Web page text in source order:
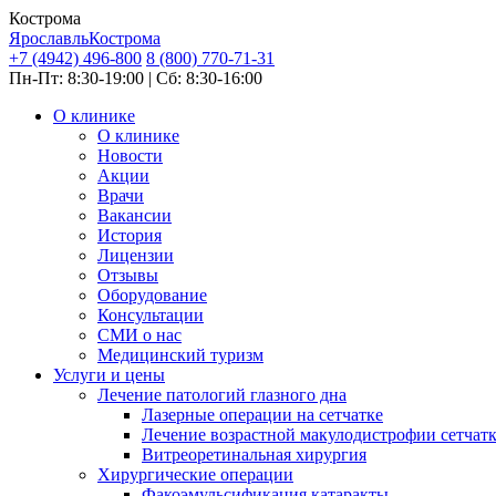
Кострома
ЯрославльКострома
+7 (4942) 496-800 8 (800) 770-71-31
Пн-Пт: 8:30-19:00 | Сб: 8:30-16:00
О клинике
О клинике
Новости
Акции
Врачи
Вакансии
История
Лицензии
Отзывы
Оборудование
Консультации
СМИ о нас
Медицинский туризм
Услуги и цены
Лечение патологий глазного дна
Лазерные операции на сетчатке
Лечение возрастной макулодистрофии
Витреоретинальная хирургия
Хирургические операции